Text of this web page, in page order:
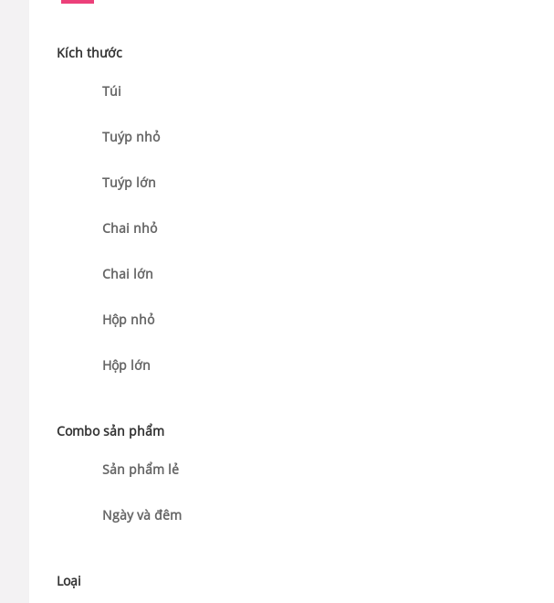
Kích thước
Túi
Tuýp nhỏ
Tuýp lớn
Chai nhỏ
Chai lớn
Hộp nhỏ
Hộp lớn
Combo sản phẩm
Sản phẩm lẻ
Ngày và đêm
Loại